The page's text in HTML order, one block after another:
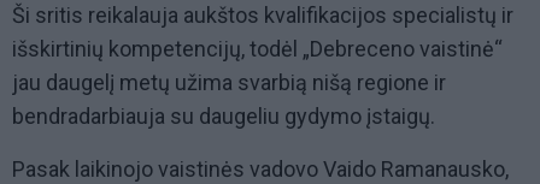
Ši sritis reikalauja aukštos kvalifikacijos specialistų ir
išskirtinių kompetencijų, todėl „Debreceno vaistinė“
jau daugelį metų užima svarbią nišą regione ir
bendradarbiauja su daugeliu gydymo įstaigų.
Pasak laikinojo vaistinės vadovo Vaido Ramanausko,